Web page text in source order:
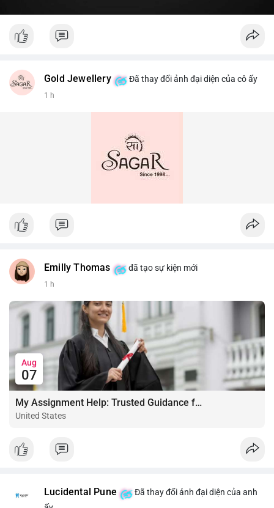
Gold Jewellery Đã thay đổi ảnh đại diện của cô ấy
1 h
Emilly Thomas đã tạo sự kiện mới
1 h
Aug
07
My Assignment Help: Trusted Guidance for Academic Excellence
United States
Lucidental Pune
Đã thay đổi ảnh đại diện của anh